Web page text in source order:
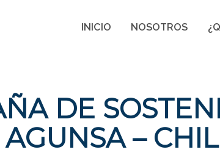
INICIO NOSOTROS
DE
AGUNSA –